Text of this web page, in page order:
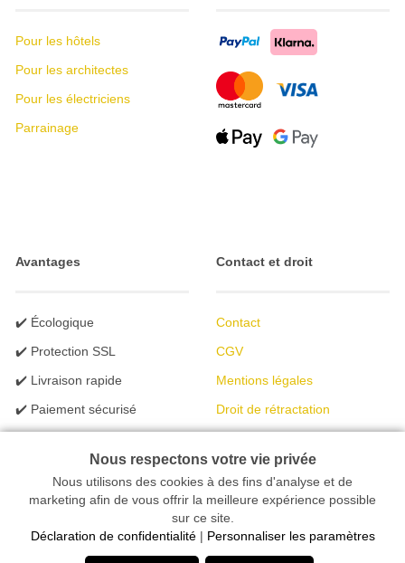
Pour les hôtels
Pour les architectes
Pour les électriciens
Parrainage
Avantages
✔️ Écologique
✔️ Protection SSL
✔️ Livraison rapide
✔️ Paiement sécurisé
✔️ Assistance rapide
Contact et droit
Contact
CGV
Mentions légales
Droit de rétractation
Élimination des piles
Règles Publicité
Nous respectons votre vie privée
Nous utilisons des cookies à des fins d'analyse et de
marketing afin de vous offrir la meilleure expérience possible
sur ce site.
Déclaration de confidentialité| Personnaliser les paramètres